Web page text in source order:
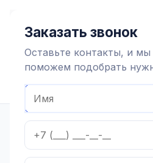
Заказать звонок
Оставьте контакты, и
поможем подобрать